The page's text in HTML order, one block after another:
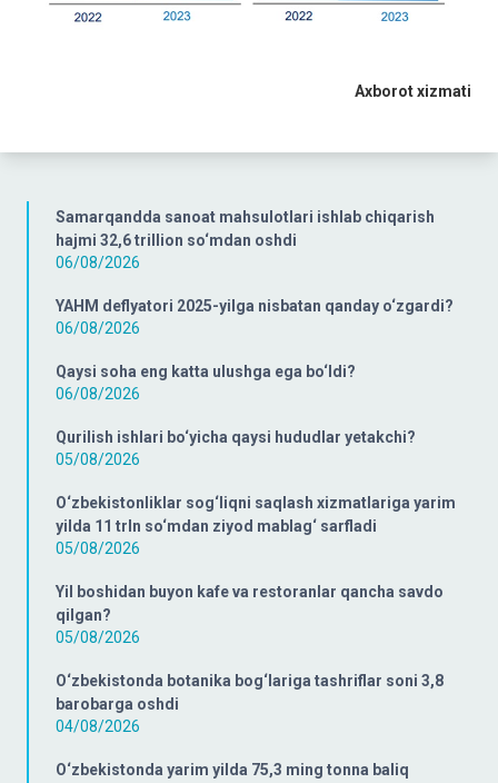
Samarqandda sanoat mahsulotlari ishlab chiqarish
hajmi 32,6 trillion so‘mdan oshdi
06/08/2026
YAHM deflyatori 2025-yilga nisbatan qanday o‘zgardi?
06/08/2026
Qaysi soha eng katta ulushga ega bo‘ldi?
06/08/2026
Qurilish ishlari bo‘yicha qaysi hududlar yetakchi?
05/08/2026
O‘zbekistonliklar sog‘liqni saqlash xizmatlariga yarim
yilda 11 trln so‘mdan ziyod mablag‘ sarfladi
05/08/2026
Yil boshidan buyon kafe va restoranlar qancha savdo
qilgan?
05/08/2026
O‘zbekistonda botanika bog‘lariga tashriflar soni 3,8
barobarga oshdi
04/08/2026
O‘zbekistonda yarim yilda 75,3 ming tonna baliq
Axborot xizmati